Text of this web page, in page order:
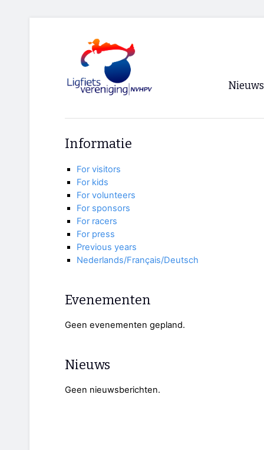
Nieuws
Informatie
For visitors
For kids
For volunteers
For sponsors
For racers
For press
Previous years
Nederlands/Français/Deutsch
Evenementen
Geen evenementen gepland.
Nieuws
Geen nieuwsberichten.